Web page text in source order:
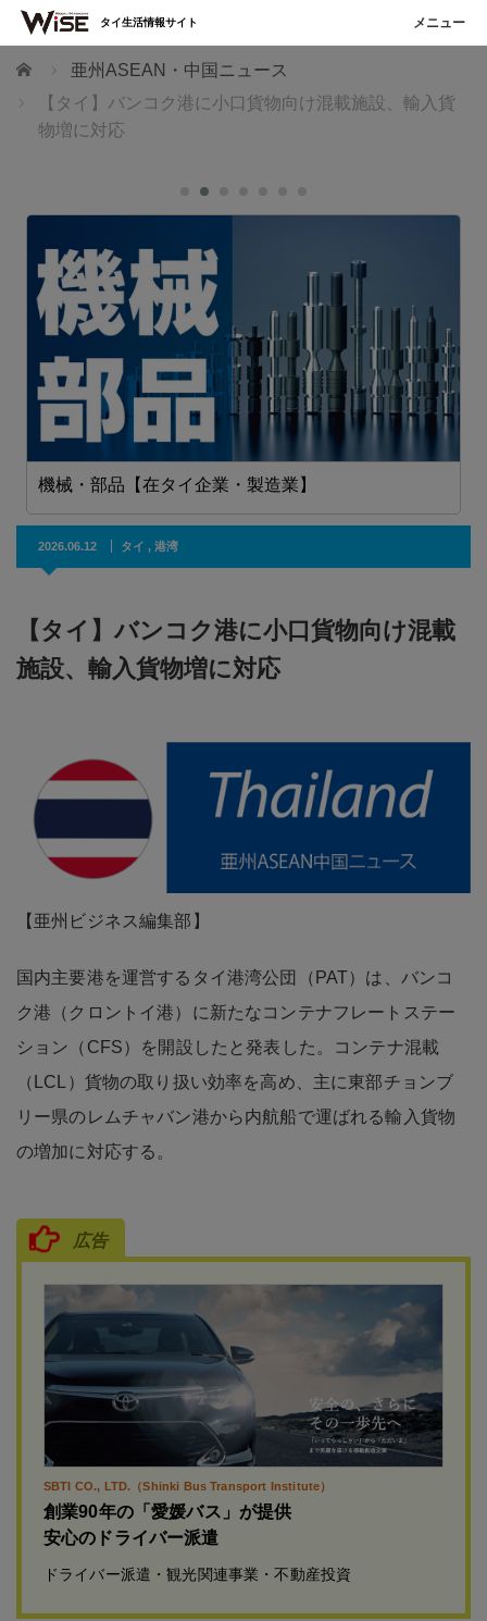
ホーム
亜州ASEAN・中国ニュース
【タイ】バンコク港に小口貨物向け混載施設、輸入貨
物増に対応
機械・部品【在タイ企業・製造業】
2026.06.12 タイ , 港湾
【タイ】バンコク港に小口貨物向け混載
施設、輸入貨物増に対応
【亜州ビジネス編集部】
国内主要港を運営するタイ港湾公団（PAT）は、バンコ
ク港（クロントイ港）に新たなコンテナフレートステー
ション（CFS）を開設したと発表した。コンテナ混載
（LCL）貨物の取り扱い効率を高め、主に東部チョンブ
リー県のレムチャバン港から内航船で運ばれる輸入貨物
の増加に対応する。
広告
SBTI CO., LTD.（Shinki Bus Transport Institute）
創業90年の「愛媛バス」が提供
安心のドライバー派遣
ドライバー派遣・観光関連事業・不動産投資
タイ生活情報サイト